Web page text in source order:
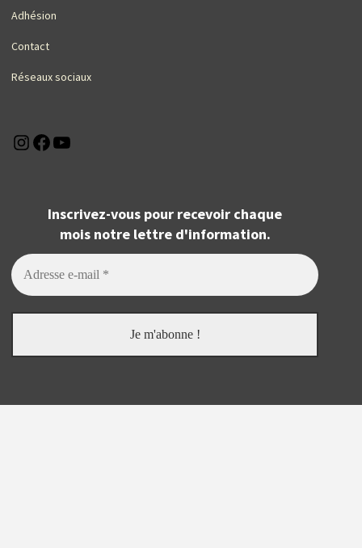
Adhésion
Contact
Réseaux sociaux
Instagram
Facebook
Inscrivez-vous pour recevoir chaque
mois notre lettre d'information.